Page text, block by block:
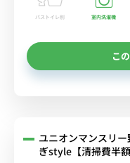
バストイレ別 室内洗濯機
こ
ユニオンマンスリ
ぎstyle【清掃費半額